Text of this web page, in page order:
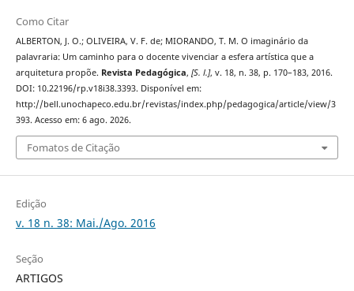
Como Citar
ALBERTON, J. O.; OLIVEIRA, V. F. de; MIORANDO, T. M. O imaginário da
palavraria: Um caminho para o docente vivenciar a esfera artística que a
arquitetura propõe. Revista Pedagógica, [S. l.], v. 18, n. 38, p. 170–183, 2016.
DOI: 10.22196/rp.v18i38.3393. Disponível em:
http://bell.unochapeco.edu.br/revistas/index.php/pedagogica/article/view/3
393. Acesso em: 6 ago. 2026.
Fomatos de Citação
Edição
v. 18 n. 38: Mai./Ago. 2016
Seção
ARTIGOS